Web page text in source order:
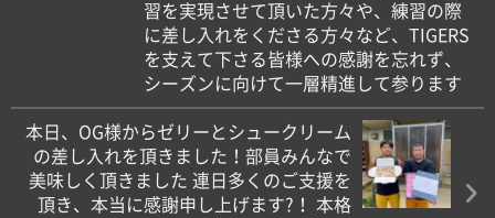
習を実現させて頂いた方々や、練習の際
に差し入れをくださる方々など、TIGERS
を支えて下さる皆様への感謝を忘れず、
シーズンに向けて一層精進して参ります
本日、OG様からゼリーとシュークリーム
の差し入れを頂きました！部員みんなで
美味しく頂きました 連日多くのご支援を
頂き、本当に感謝申し上げます?！ 本格